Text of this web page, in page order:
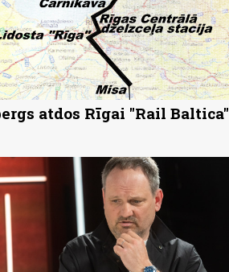
atdos Rīgai "Rail Baltica"